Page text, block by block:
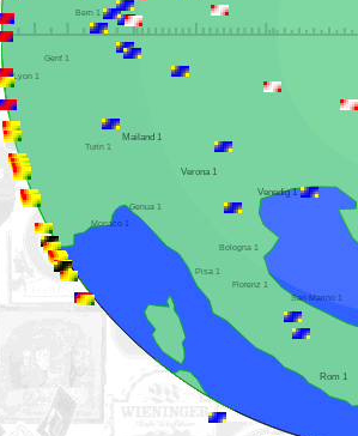
Rom 1
Mailand 1
Genf 1
Lyon 1
Turin 1
Venedig 1
Monaco 1
Bern 1
Genua 1
Bologna 1
Florenz 1
Pisa 1
Verona 1
San Marino 1